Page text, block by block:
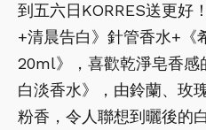
到五六日KORRES送更好
+清晨告白》針管香水+《
20ml》，喜歡乾淨皂香感
白淡香水》，由鈴蘭、玫
粉香，令人聯想到曬後的